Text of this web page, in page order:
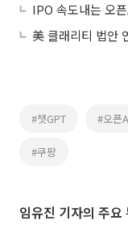
#챗GPT #오픈
#쿠팡
임유진 기자의 주요